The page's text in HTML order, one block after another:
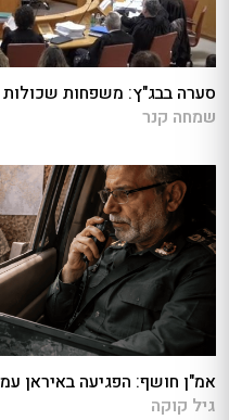
סערה בבג"ץ: משפחות שכולות
שמחה קנר
אמ"ן חושף: הפגיעה באיראן
גיל קוקה